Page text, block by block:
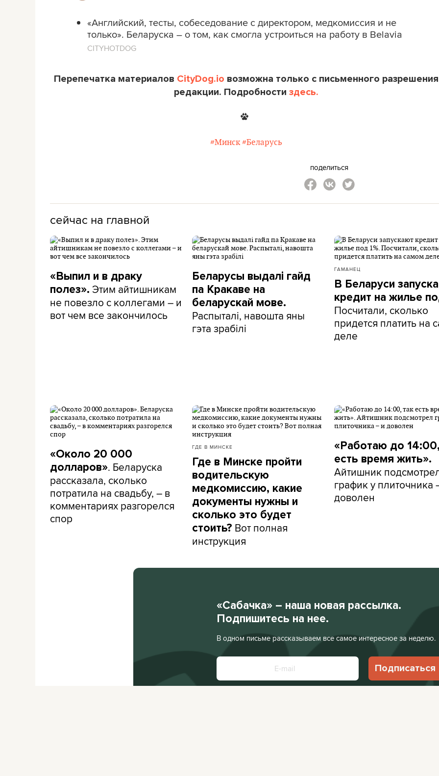
«Английский, тесты, собеседование с директором, медкомиссия и не
только». Беларуска – о том, как смогла устроиться на работу в Belavia
CITYHOTDOG
Перепечатка материалов CityDog.io возможна только с письменного разрешения
редакции. Подробности здесь.
#Минск #Беларусь
поделиться
сейчас на главной
«Выпил и в драку
полез». Этим айтишникам
не повезло с коллегами – и
вот чем все закончилось
Беларусы выдалі гайд
па Кракаве на
беларускай мове.
Распыталі, навошта яны
гэта зрабілі
ГАМАНЕЦ
В Беларуси
кредит на жилье
Посчитали, сколько
придется платить на
деле
«Около 20 000
долларов». Беларуска
рассказала, сколько
потратила на свадьбу, – в
комментариях разгорелся
спор
ГДЕ В МИНСКЕ
Где в Минске пройти
водительскую
медкомиссию, какие
документы нужны и
сколько это будет
стоить? Вот полная
инструкция
«Работаю до
есть время жить».
Айтишник
график у плиточника
доволен
«Сабачка» – наша новая рассылка.
Подпишитесь на нее.
В одном письме рассказываем все самое интересное за неделю.
Подписаться